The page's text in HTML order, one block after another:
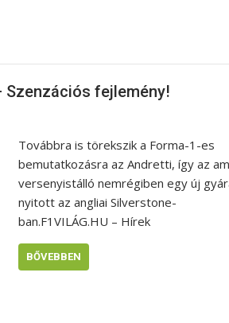
fejlemény!
Továbbra is törekszik a Forma-1-es
bemutatkozásra az Andretti, így az
versenyistálló nemrégiben egy új
nyitott az angliai Silverstone-
ban.F1VILÁG.HU – Hírek
BŐVEBBEN